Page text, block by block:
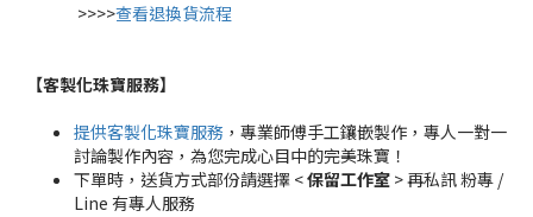
>>>>查看退換貨流程
【客製化珠寶服務】
提供客製化珠寶服務 ，專業師傅手工鑲嵌製作，專人一對一
討論製作內容，為您完成心目中的完美珠寶！
下單時，送貨方式部份請選擇 <保留工作室 > 再私訊 粉專 /
Line 有專人服務